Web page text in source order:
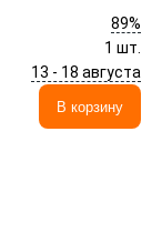
89%
1 шт.
13 - 18 августа
В корзину